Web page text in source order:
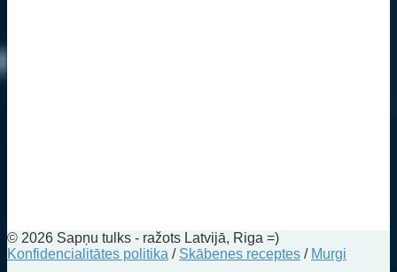
© 2026 Sapņu tulks - ražots Latvijā, Riga =)
Konfidencialitātes politika / Skābenes receptes / Murgi